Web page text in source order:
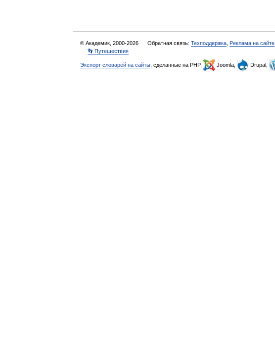
© Академик, 2000-2026 Обратная связь: Техподдержка Реклама на сайте
👣 Путешествия
Экспорт словарей на сайты , сделанные на PHP, Joomla, Drupal,